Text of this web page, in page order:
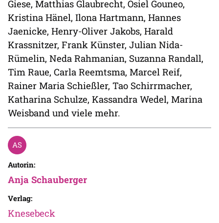
Giese, Matthias Glaubrecht, Osiel Gouneo,
Kristina Hänel, Ilona Hartmann, Hannes
Jaenicke, Henry-Oliver Jakobs, Harald
Krassnitzer, Frank Künster, Julian Nida-
Rümelin, Neda Rahmanian, Suzanna Randall,
Tim Raue, Carla Reemtsma, Marcel Reif,
Rainer Maria Schießler, Tao Schirrmacher,
Katharina Schulze, Kassandra Wedel, Marina
Weisband und viele mehr.
Autorin:
Anja Schauberger
Verlag:
Knesebeck